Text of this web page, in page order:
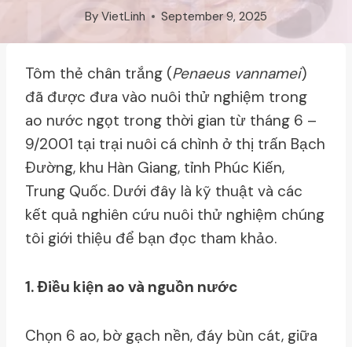
By VietLinh September 9, 2025
Tôm thẻ chân trắng (Penaeus vannamei)
đã được đưa vào nuôi thử nghiệm trong
ao nước ngọt trong thời gian từ tháng 6 –
9/2001 tại trại nuôi cá chình ở thị trấn Bạch
Ðường, khu Hàn Giang, tỉnh Phúc Kiến,
Trung Quốc. Dưới đây là kỹ thuật và các
kết quả nghiên cứu nuôi thử nghiệm chúng
tôi giới thiệu để bạn đọc tham khảo.
1. Ðiều kiện ao và nguồn nước
Chọn 6 ao, bờ gạch nền, đáy bùn cát, giữa